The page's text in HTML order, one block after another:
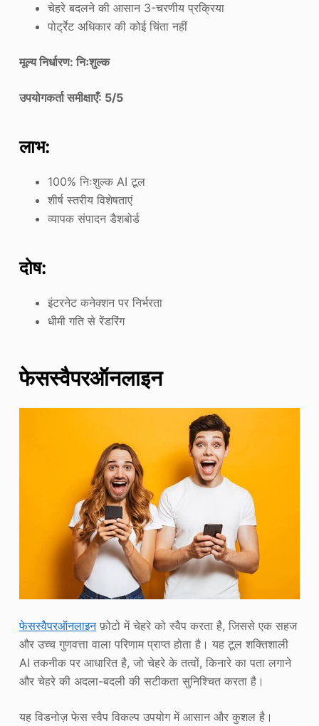
चेहरे बदलने की आसान 3-चरणीय प्रक्रिया
पोर्ट्रेट अधिकार की कोई चिंता नहीं
मूल्य निर्धारण: निःशुल्क
उपयोगकर्ता समीक्षाएँ: 5/5
लाभ:
100% निःशुल्क AI टूल
शीर्ष स्तरीय विशेषताएं
व्यापक संपादन डैशबोर्ड
दोष:
इंटरनेट कनेक्शन पर निर्भरता
धीमी गति से रेंडरिंग
फेसस्वैपरऑनलाइन
फेसस्वैपरऑनलाइनफ़ोटो में चेहरे को स्वैप करता है, जिससे एक सहज
और उच्च गुणवत्ता वाला परिणाम प्राप्त होता है। यह टूल शक्तिशाली
AI तकनीक पर आधारित है, जो चेहरे के तत्वों, किनारे का पता लगाने
और चेहरे की अदला-बदली की सटीकता सुनिश्चित करता है।
यह विडनोज़ फेस स्वैप विकल्प उपयोग में आसान और कुशल है।